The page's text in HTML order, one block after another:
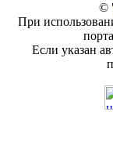
©
При
Если указан